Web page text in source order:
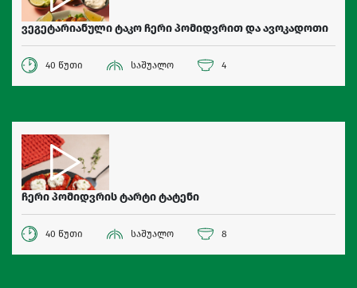
ვეგეტარიანული ტაკო ჩერი პომიდვრით და ავოკადოთი
40 წუთი საშუალო 4
ჩერი პომიდვრის ტარტი ტატენი
40 წუთი საშუალო 8